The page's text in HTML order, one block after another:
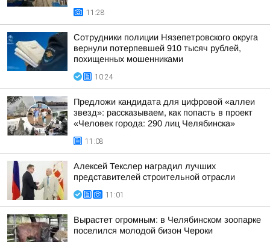
11:28
Сотрудники полиции Нязепетровского округа
вернули потерпевшей 910 тысяч рублей,
похищенных мошенниками
10:24
Предложи кандидата для цифровой «аллеи
звезд»: рассказываем, как попасть в проект
«Человек города: 290 лиц Челябинска»
11:08
Алексей Текслер наградил лучших
представителей строительной отрасли
11:01
Вырастет огромным: в Челябинском зоопарке
поселился молодой бизон Чероки